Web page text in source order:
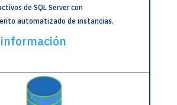
de SQL Server con
automatizado de instancias.